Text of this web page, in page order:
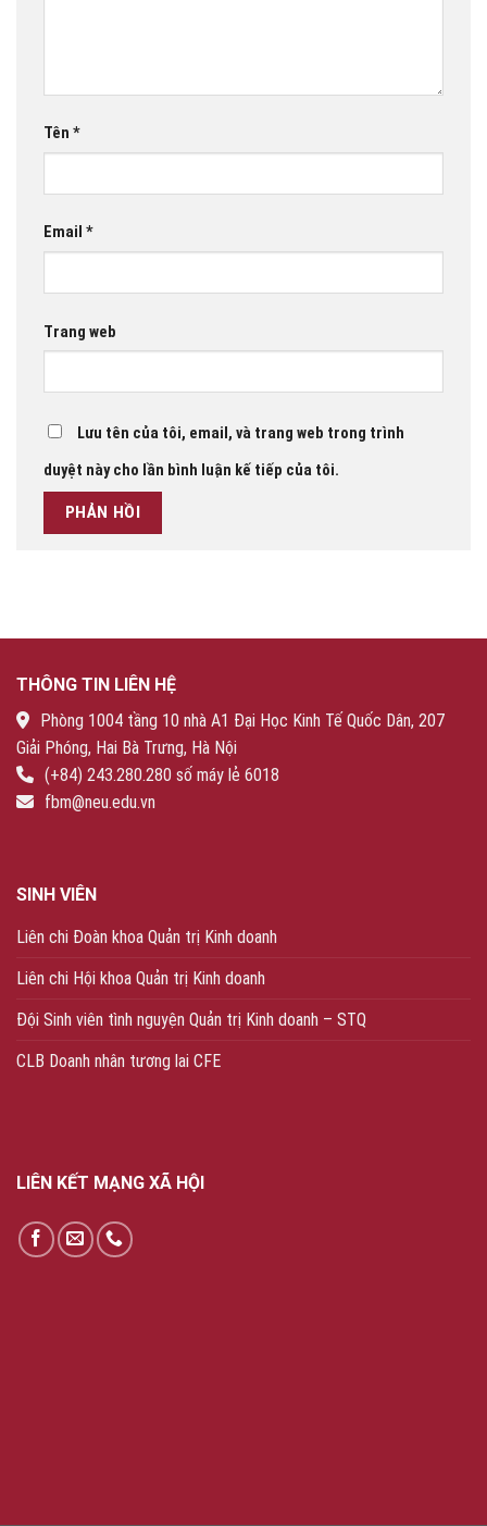
Tên *
Email *
Trang web
Lưu tên của tôi, email, và trang web trong trình
duyệt này cho lần bình luận kế tiếp của tôi.
THÔNG TIN LIÊN HỆ
Phòng 1004 tầng 10 nhà A1 Đại Học Kinh Tế Quốc Dân, 207
Giải Phóng, Hai Bà Trưng, Hà Nội
(+84) 243.280.280 số máy lẻ 6018
fbm@neu.edu.vn
SINH VIÊN
Liên chi Đoàn khoa Quản trị Kinh doanh
Liên chi Hội khoa Quản trị Kinh doanh
Đội Sinh viên tình nguyện Quản trị Kinh doanh – STQ
CLB Doanh nhân tương lai CFE
LIÊN KẾT MẠNG XÃ HỘI